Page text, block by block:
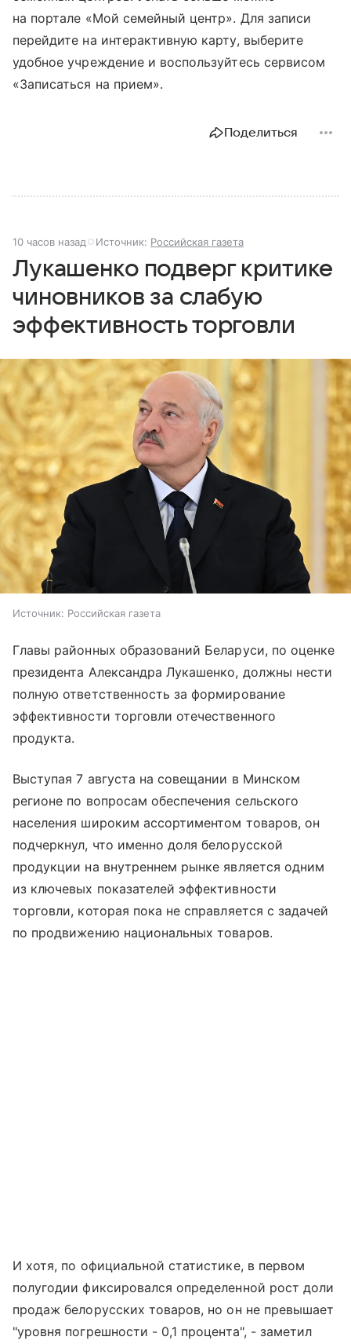
на портале «Мой семейный центр». Для записи
перейдите на интерактивную карту, выберите
удобное учреждение и воспользуйтесь сервисом
«Записаться на прием».
Поделиться
10 часов назад Источник: Российская газета
Лукашенко подверг критике
чиновников за слабую
эффективность торговли
Источник: Российская газета
Главы районных образований Беларуси, по оценке
президента Александра Лукашенко, должны нести
полную ответственность за формирование
эффективности торговли отечественного
продукта.
Выступая 7 августа на совещании в Минском
регионе по вопросам обеспечения сельского
населения широким ассортиментом товаров, он
подчеркнул, что именно доля белорусской
продукции на внутреннем рынке является одним
из ключевых показателей эффективности
торговли, которая пока не справляется с задачей
по продвижению национальных товаров.
И хотя, по официальной статистике, в первом
полугодии фиксировался определенной рост доли
продаж белорусских товаров, но он не превышает
"уровня погрешности - 0,1 процента", - заметил